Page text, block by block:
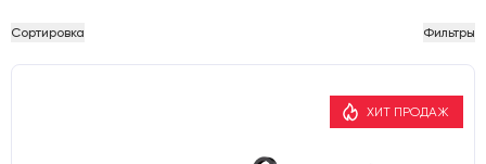
Сортировка Фильтры
ХИТ ПРОДАЖ